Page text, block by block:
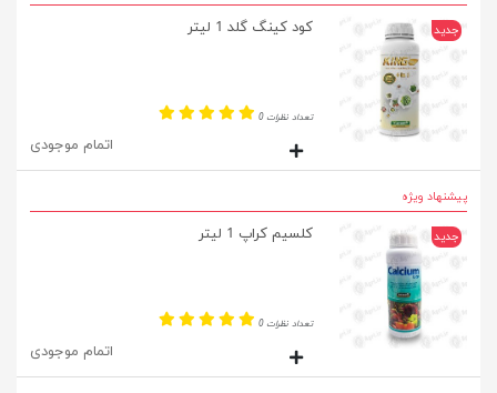
جدید کود کینگ گلد 1 لیتر
تعداد نظرات 0
اتمام موجودی
پیشنهاد ویژه
جدید کلسیم کراپ 1 لیتر
تعداد نظرات 0
اتمام موجودی